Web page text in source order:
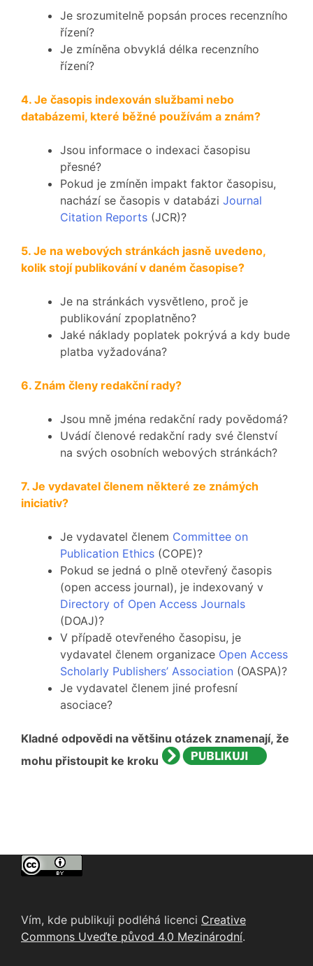
Je srozumitelně popsán proces recenzního
řízení?
Je zmíněna obvyklá délka recenzního
řízení?
4. Je časopis indexován službami nebo
databázemi, které běžné používám a znám?
Jsou informace o indexaci časopisu
přesné?
Pokud je zmíněn impakt faktor časopisu,
nachází se časopis v databázi Journal
Citation Reports (JCR)?
5. Je na webových stránkách jasně uvedeno,
kolik stojí publikování v daném časopise?
Je na stránkách vysvětleno, proč je
publikování zpoplatněno?
Jaké náklady poplatek pokrývá a kdy bude
platba vyžadována?
6. Znám členy redakční rady?
Jsou mně jména redakční rady povědomá?
Uvádí členové redakční rady své členství
na svých osobních webových stránkách?
7. Je vydavatel členem některé ze známých
iniciativ?
Je vydavatel členem Committee on
Publication Ethics (COPE)?
Pokud se jedná o plně otevřený časopis
(open access journal), je indexovaný v
Directory of Open Access Journals
(DOAJ)?
V případě otevřeného časopisu, je
vydavatel členem organizace Open Access
Scholarly Publishers’ Association (OASPA)?
Je vydavatel členem jiné profesní
asociace?
Kladné odpovědi na většinu otázek znamenají, že
mohu přistoupit ke kroku
Vím, kde publikuji podléhá licenci Creative
Commons Uveďte původ 4.0 Mezinárodní.